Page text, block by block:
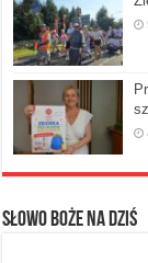
Słowo Boże na dziś